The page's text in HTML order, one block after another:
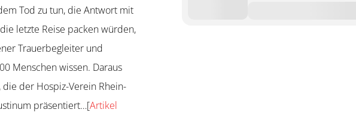
Tod zu tun, die Antwort mit
letzte Reise packen würden,
Trauerbegleiter und
Menschen wissen. Daraus
der Hospiz-Verein Rhein-
präsentiert…[Artikel